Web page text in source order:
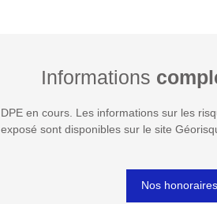
Informations
DPE en cours. Les informations sur les
exposé sont disponibles sur le site
Nos honoraires